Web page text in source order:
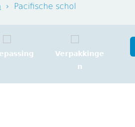
› Pacifische schol
Verpakkinge
n